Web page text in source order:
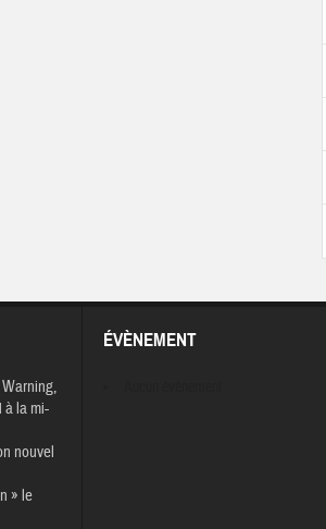
à la mi-
nouvel
» le
ÉVÈNEMENT